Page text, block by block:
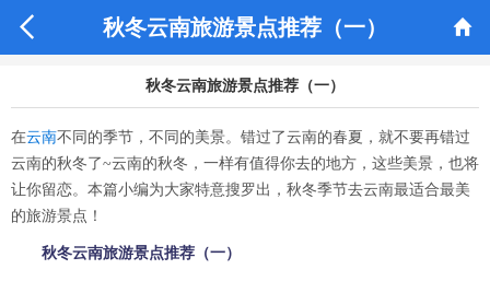
 秋冬云南旅游景点推荐（一） 
秋冬云南旅游景点推荐（一）
在云南不同的季节，不同的美景。错过了云南的春夏，就不要再错过
云南的秋冬了~云南的秋冬，一样有值得你去的地方，这些美景，也将
让你留恋。本篇小编为大家特意搜罗出，秋冬季节去云南最适合最美
的旅游景点！
秋冬云南旅游景点推荐（一）